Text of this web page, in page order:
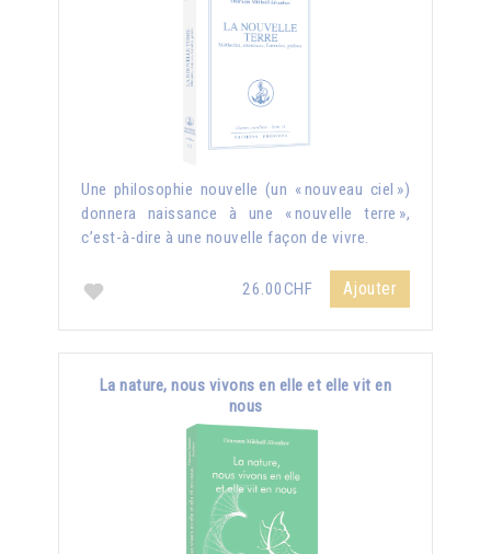
Une philosophie nouvelle (un « nouveau ciel »)
donnera naissance à une « nouvelle terre »,
c’est-à-dire à une nouvelle façon de vivre.
26.00CHF Ajouter
La nature, nous vivons en elle et elle vit en
nous